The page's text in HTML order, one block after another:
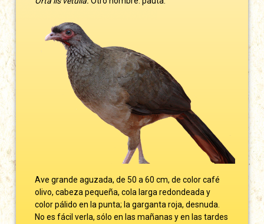
Ave grande aguzada, de 50 a 60 cm, de color café
olivo, cabeza pequeña, cola larga redondeada y
color pálido en la punta; la garganta roja, desnuda.
No es fácil verla, sólo en las mañanas y en las tardes